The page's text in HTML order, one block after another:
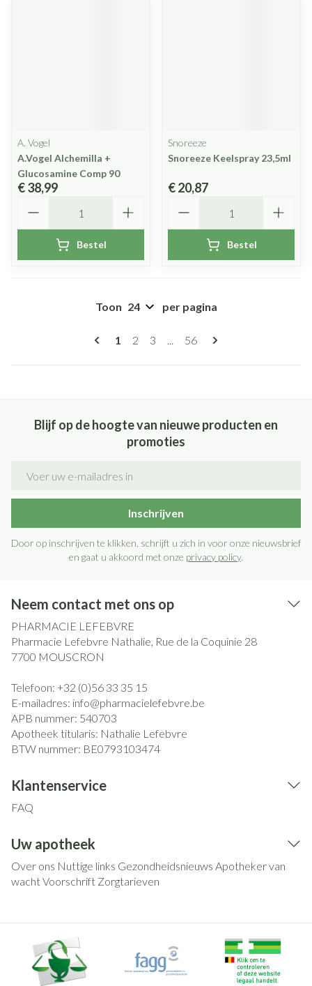
A. Vogel
A.Vogel Alchemilla +
Glucosamine Comp 90
€ 38,99
Bestel
Snoreeze
Snoreeze Keelspray 23,5ml
€ 20,87
Bestel
Pagina's
U lees momenteel pagina
1 Pagina
2 Pagina
3 ... Pagina
56
Toon per pagina
Blijf op de hoogte van nieuwe producten en
promoties
Inschrijven
Door op inschrijven te klikken, schrijft u zich in voor onze nieuwsbrief
en gaat u akkoord met onze privacy policy.
Neem contact met ons op
PHARMACIE LEFEBVRE
Pharmacie Lefebvre Nathalie, Rue de la Coquinie 28
7700 MOUSCRON
Telefoon: +32 (0)56 33 35 15
E-mailadres: info@pharmacielefebvre.be
APB nummer: 540703
Apotheek titularis: Nathalie Lefebvre
BTW nummer: BE0793103474
Klantenservice
FAQ
Uw apotheek
Over ons Nuttige links Gezondheidsnieuws Apotheker van
wachtVoorschrift Zorgtarieven